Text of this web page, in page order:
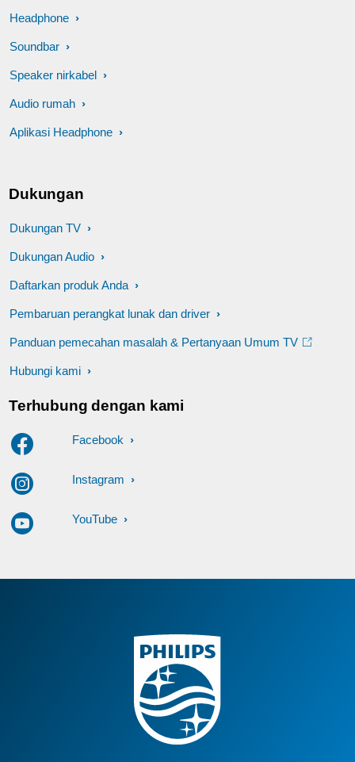
Headphone
Soundbar
Speaker nirkabel
Audio rumah
Aplikasi Headphone
Dukungan
Dukungan TV
Dukungan Audio
Daftarkan produk Anda
Pembaruan perangkat lunak dan driver
Panduan pemecahan masalah & Pertanyaan Umum TV
Hubungi kami
Terhubung dengan kami
Facebook
Instagram
YouTube